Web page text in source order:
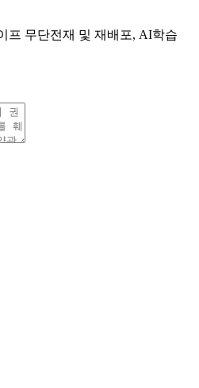
프 무단전재 및 재배포, AI학습